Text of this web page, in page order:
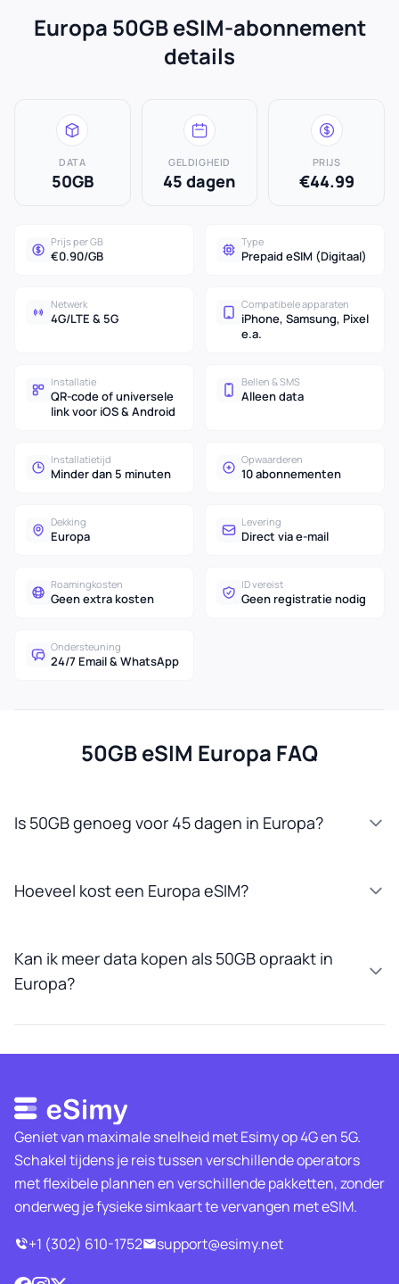
Europa 50GB eSIM-abonnement
details
DATA
50GB
GELDIGHEID
45 dagen
PRIJS
€44.99
Prijs per GB
€0.90/GB
Type
Prepaid eSIM (Digitaal)
Netwerk
4G/LTE & 5G
Compatibele apparaten
iPhone, Samsung, Pixel
e.a.
Installatie
QR-code of universele
link voor iOS & Android
Bellen & SMS
Alleen data
Installatietijd
Minder dan 5 minuten
Opwaarderen
10 abonnementen
Dekking
Europa
Levering
Direct via e-mail
Roamingkosten
Geen extra kosten
ID vereist
Geen registratie nodig
Ondersteuning
24/7 Email & WhatsApp
50GB eSIM Europa FAQ
Is 50GB genoeg voor 45 dagen in Europa?
Hoeveel kost een Europa eSIM?
Kan ik meer data kopen als 50GB opraakt in
Europa?
Geniet van maximale snelheid met Esimy op 4G en 5G.
Schakel tijdens je reis tussen verschillende operators
met flexibele plannen en verschillende pakketten, zonder
onderweg je fysieke simkaart te vervangen met eSIM.
+1 (302) 610-1752
support@esimy.net